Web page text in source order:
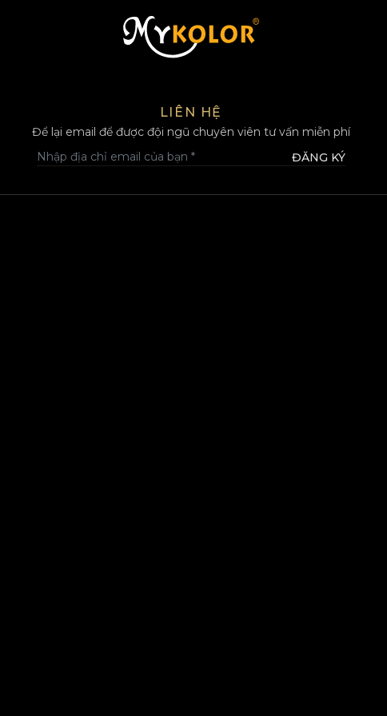
MYKOLOR
LIÊN HỆ
Để lại email để được đội ngũ chuyên viên tư vấn miễn phí
ĐĂNG KÝ